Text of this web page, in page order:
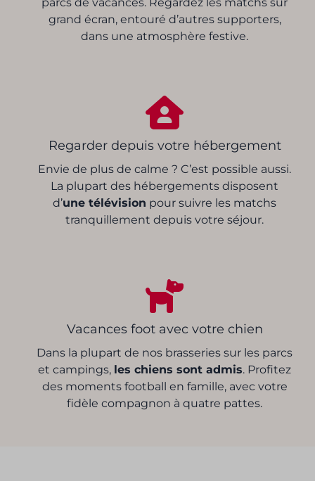
grand écran, entouré d’autres supporters,
dans une atmosphère festive.
Regarder depuis votre hébergement
Envie de plus de calme ? C’est possible aussi.
La plupart des hébergements disposent
d’une télévision pour suivre les matchs
tranquillement depuis votre séjour.
Vacances foot avec votre chien
Dans la plupart de nos brasseries sur les parcs
et campings, les chiens sont admis. Profitez
des moments football en famille, avec votre
fidèle compagnon à quatre pattes.